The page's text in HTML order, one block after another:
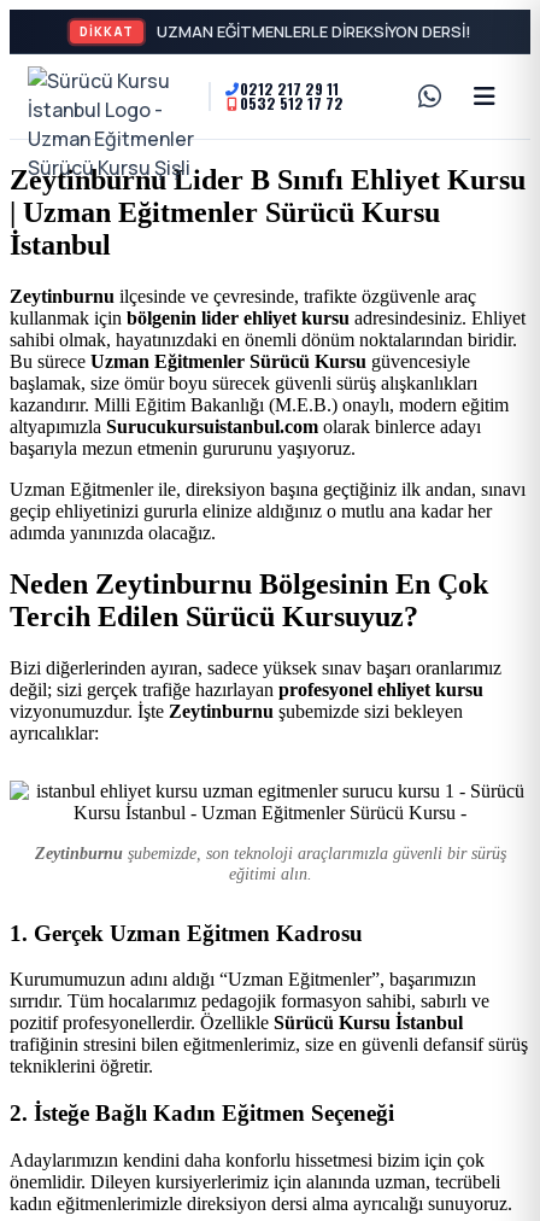
DİKKAT
Sürücü
Kursu
İstanbul
-
Şişli
En
İyi
Ehliyet
Kursu
A2
Motor
Ehliyeti
ve
Özel
Direksiyon
Dersi
0212 217 29 11
0532 512 17 72
Zeytinburnu Lider B Sınıfı Ehliyet Kursu
| Uzman Eğitmenler Sürücü Kursu
İstanbul
Zeytinburnu ilçesinde ve çevresinde, trafikte özgüvenle araç
kullanmak için bölgenin lider ehliyet kursu adresindesiniz. Ehliyet
sahibi olmak, hayatınızdaki en önemli dönüm noktalarından biridir.
Bu sürece Uzman Eğitmenler Sürücü Kursu güvencesiyle
başlamak, size ömür boyu sürecek güvenli sürüş alışkanlıkları
kazandırır. Milli Eğitim Bakanlığı (M.E.B.) onaylı, modern eğitim
altyapımızla Surucukursuistanbul.com olarak binlerce adayı
başarıyla mezun etmenin gururunu yaşıyoruz.
Uzman Eğitmenler ile, direksiyon başına geçtiğiniz ilk andan, sınavı
geçip ehliyetinizi gururla elinize aldığınız o mutlu ana kadar her
adımda yanınızda olacağız.
Neden Zeytinburnu Bölgesinin En Çok
Tercih Edilen Sürücü Kursuyuz?
Bizi diğerlerinden ayıran, sadece yüksek sınav başarı oranlarımız
değil; sizi gerçek trafiğe hazırlayan profesyonel ehliyet kursu
vizyonumuzdur. İşte Zeytinburnu şubemizde sizi bekleyen
ayrıcalıklar:
Zeytinburnuşubemizde, son teknoloji araçlarımızla güvenli bir sürüş
eğitimi alın.
1. Gerçek Uzman Eğitmen Kadrosu
Kurumumuzun adını aldığı “Uzman Eğitmenler”, başarımızın
sırrıdır. Tüm hocalarımız pedagojik formasyon sahibi, sabırlı ve
pozitif profesyonellerdir. Özellikle Sürücü Kursu İstanbul
trafiğinin stresini bilen eğitmenlerimiz, size en güvenli defansif sürüş
tekniklerini öğretir.
2. İsteğe Bağlı Kadın Eğitmen Seçeneği
Adaylarımızın kendini daha konforlu hissetmesi bizim için çok
önemlidir. Dileyen kursiyerlerimiz için alanında uzman, tecrübeli
kadın eğitmenlerimizle direksiyon dersi alma ayrıcalığı sunuyoruz.